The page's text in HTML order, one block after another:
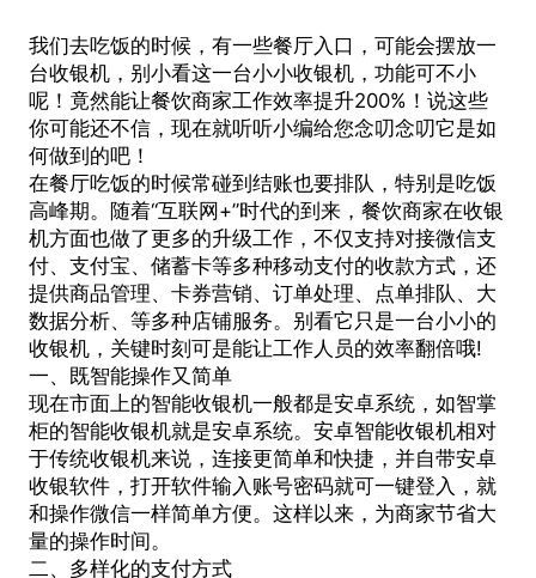
我们去吃饭的时候，有一些餐厅入口，可能会摆放一
台收银机，别小看这一台小小收银机，功能可不小
呢！竟然能让餐饮商家工作效率提升200%！说这些
你可能还不信，现在就听听小编给您念叨念叨它是如
何做到的吧！
在餐厅吃饭的时候常碰到结账也要排队，特别是吃饭
高峰期。随着“互联网+”时代的到来，餐饮商家在收银
机方面也做了更多的升级工作，不仅支持对接微信支
付、支付宝、储蓄卡等多种移动支付的收款方式，还
提供商品管理、卡券营销、订单处理、点单排队、大
数据分析、等多种店铺服务。别看它只是一台小小的
收银机，关键时刻可是能让工作人员的效率翻倍哦!
一、既智能操作又简单
现在市面上的智能收银机一般都是安卓系统，如智掌
柜的智能收银机就是安卓系统。安卓智能收银机相对
于传统收银机来说，连接更简单和快捷，并自带安卓
收银软件，打开软件输入账号密码就可一键登入，就
和操作微信一样简单方便。这样以来，为商家节省大
量的操作时间。
二、多样化的支付方式